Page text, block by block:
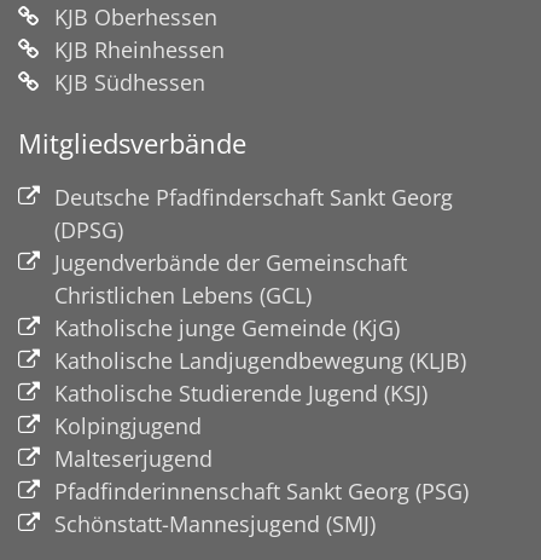
KJB Oberhessen
KJB Rheinhessen
KJB Südhessen
Mitgliedsverbände
Deutsche Pfadfinderschaft Sankt Georg
(DPSG)
Jugendverbände der Gemeinschaft
Christlichen Lebens (GCL)
Katholische junge Gemeinde (KjG)
Katholische Landjugendbewegung (KLJB)
Katholische Studierende Jugend (KSJ)
Kolpingjugend
Malteserjugend
Pfadfinderinnenschaft Sankt Georg (PSG)
Schönstatt-Mannesjugend (SMJ)